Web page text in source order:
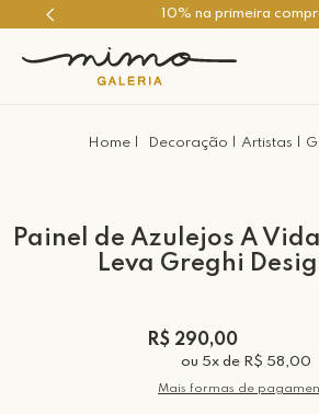
10% na primeira
Decoração Artistas
Painel de Azulejos A
Leva Greghi
R$ 290,00
ou 5xde R$ 58,00
Mais formas de